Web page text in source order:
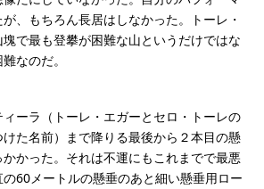
、もちろん長居はしなかった。トーレ・
で最も登攀が困難な山というだけではな
なのだ。
ーラ（トーレ・エガーとセロ・トーレの
た名前）まで降りる最後から２本目の懸
かった。それは不運にもこれまでで最悪
60メートルの懸垂のあと細い懸垂用ロー